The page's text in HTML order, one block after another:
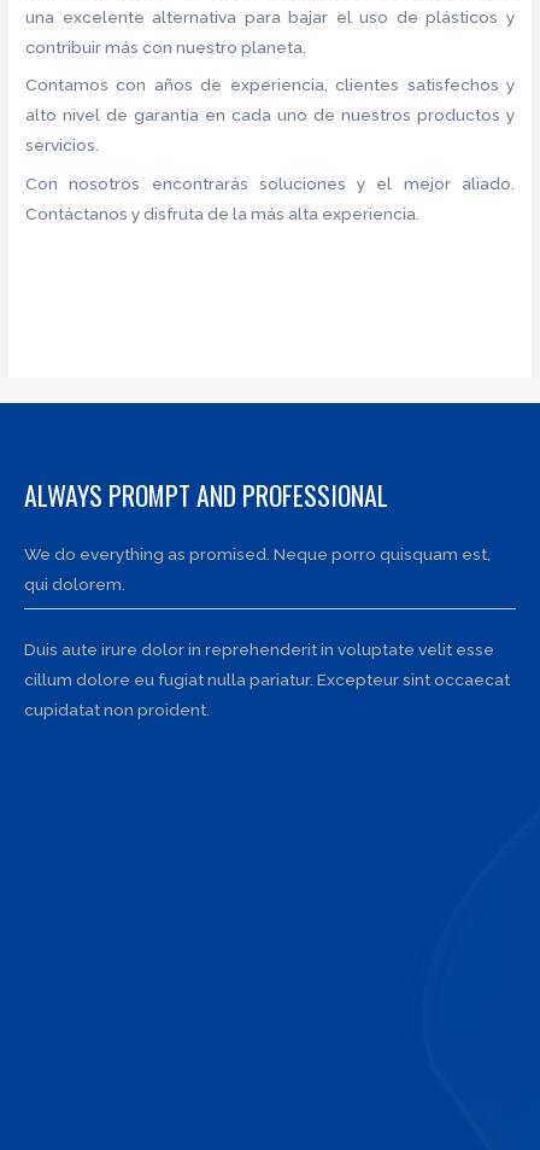
una excelente alternativa para bajar el uso de plásticos y
contribuir más con nuestro planeta.
Contamos con años de experiencia, clientes satisfechos y
alto nivel de garantía en cada uno de nuestros productos y
servicios.
Con nosotros encontrarás soluciones y el mejor aliado.
Contáctanos y disfruta de la más alta experiencia.
ALWAYS PROMPT AND PROFESSIONAL
We do everything as promised. Neque porro quisquam est,
qui dolorem.
Duis aute irure dolor in reprehenderit in voluptate velit esse
cillum dolore eu fugiat nulla pariatur. Excepteur sint occaecat
cupidatat non proident.